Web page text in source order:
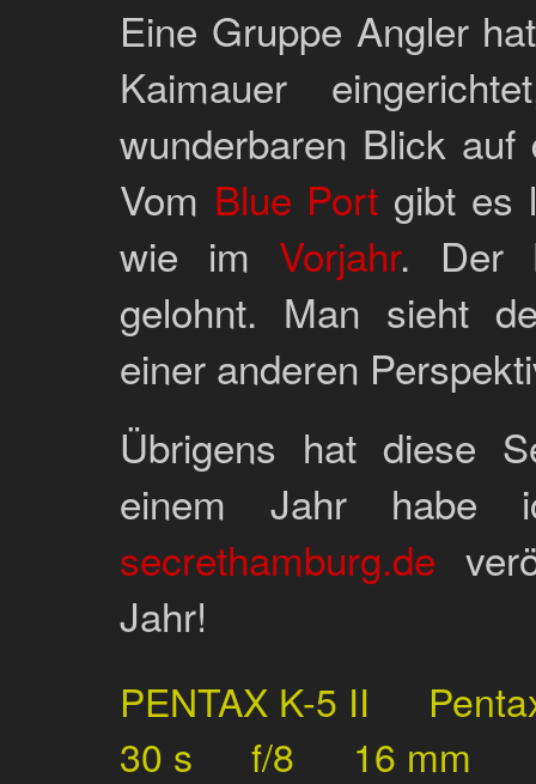
Eine Gruppe Angler
Kaimauer
wunderbaren Blick
Vom Blue Port gibt es
wie im Vorjahr. Der
gelohnt. Man sieht
einer anderen
Übrigens hat diese
einem Jahr
secrethamburg.de
Jahr!
PENTAX K-5 II
30 s
f/8
16 mm